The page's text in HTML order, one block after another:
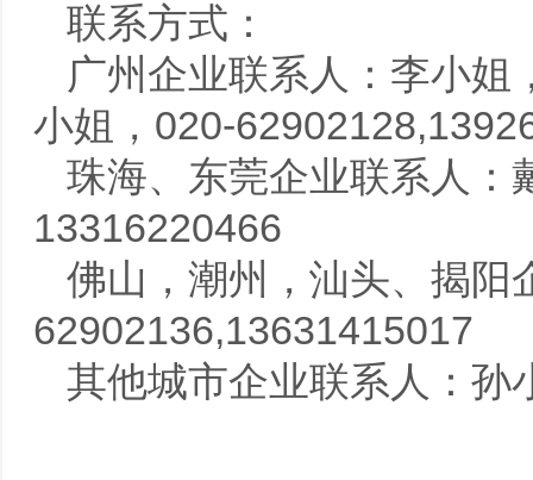
联系方式：
广州企业联系人：李小
小姐，020-
珠海、东莞企业联系人：
13316220466
佛山，潮州，汕头、揭阳
62902136,13631415017
其他城市企业联系人：孙